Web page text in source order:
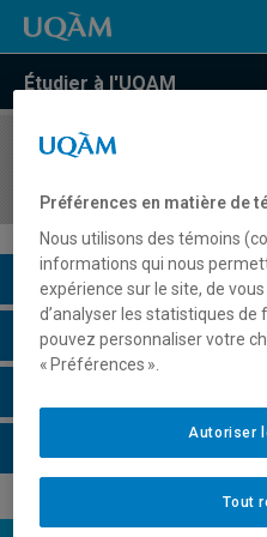
Étudier à l'UQAM
COURS//
Description du cours
Horaire - Été 2026
Préférences en matière de
Nous utilisons des témoins
informations qui nous
expérience sur le site, de
d’analyser les statistiques
pouvez personnaliser votre
« Préférences ».
Tout
Autoriser